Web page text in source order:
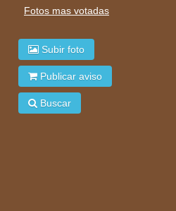
Fotos mas votadas
Subir foto
Publicar aviso
Buscar